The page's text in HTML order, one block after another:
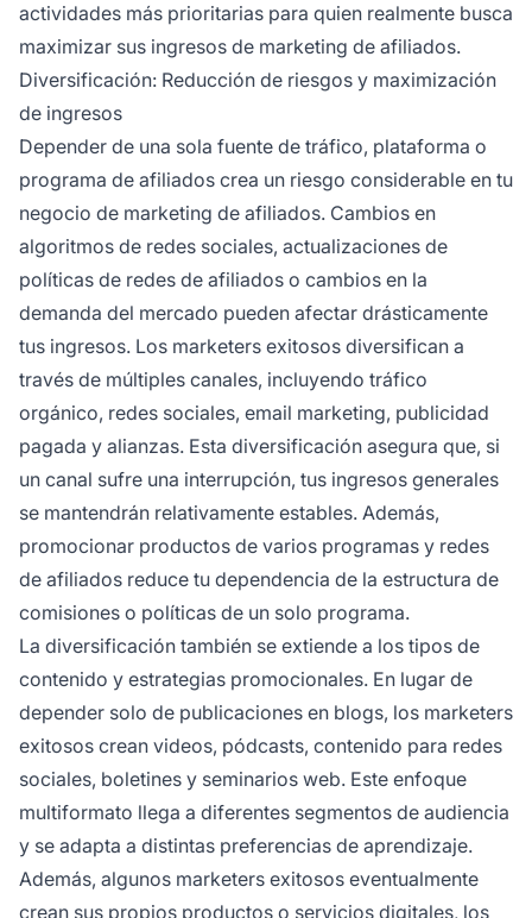
actividades más prioritarias para quien realmente busca
maximizar sus ingresos de marketing de afiliados.
Diversificación: Reducción de riesgos y maximización
de ingresos
Depender de una sola fuente de tráfico, plataforma o
programa de afiliados crea un riesgo considerable en tu
negocio de marketing de afiliados. Cambios en
algoritmos de redes sociales, actualizaciones de
políticas de redes de afiliados o cambios en la
demanda del mercado pueden afectar drásticamente
tus ingresos. Los marketers exitosos diversifican a
través de múltiples canales, incluyendo tráfico
orgánico, redes sociales, email marketing, publicidad
pagada y alianzas. Esta diversificación asegura que, si
un canal sufre una interrupción, tus ingresos generales
se mantendrán relativamente estables. Además,
promocionar productos de varios programas y redes
de afiliados reduce tu dependencia de la estructura de
comisiones o políticas de un solo programa.
La diversificación también se extiende a los tipos de
contenido y estrategias promocionales. En lugar de
depender solo de publicaciones en blogs, los marketers
exitosos crean videos, pódcasts, contenido para redes
sociales, boletines y seminarios web. Este enfoque
multiformato llega a diferentes segmentos de audiencia
y se adapta a distintas preferencias de aprendizaje.
Además, algunos marketers exitosos eventualmente
crean sus propios productos o servicios digitales, los